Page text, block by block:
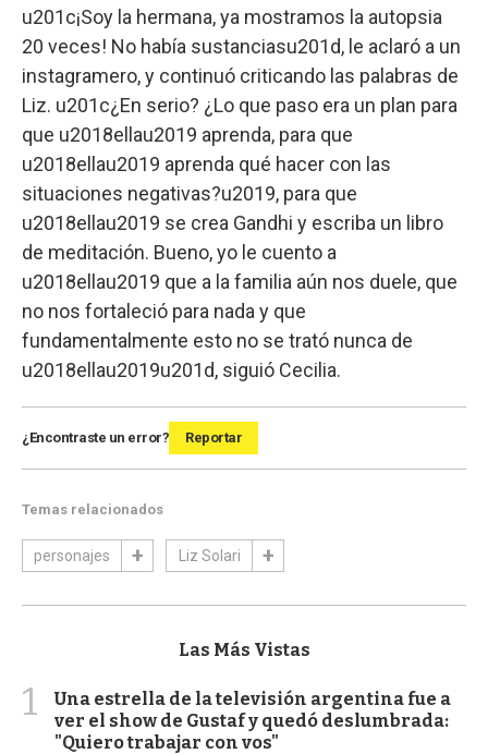
u201c¡Soy la hermana, ya mostramos la autopsia
20 veces! No había sustanciasu201d, le aclaró a un
instagramero, y continuó criticando las palabras de
Liz. u201c¿En serio? ¿Lo que paso era un plan para
que u2018ellau2019 aprenda, para que
u2018ellau2019 aprenda qué hacer con las
situaciones negativas?u2019, para que
u2018ellau2019 se crea Gandhi y escriba un libro
de meditación. Bueno, yo le cuento a
u2018ellau2019 que a la familia aún nos duele, que
no nos fortaleció para nada y que
fundamentalmente esto no se trató nunca de
u2018ellau2019u201d, siguió Cecilia.
¿Encontraste un error? Reportar
Temas relacionados
personajes Liz Solari
Las Más Vistas
1
Una estrella de la televisión argentina fue a
ver el show de Gustaf y quedó deslumbrada:
"Quiero trabajar con vos"